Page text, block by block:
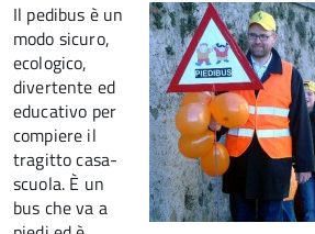
Il pedibus è un
modo sicuro,
ecologico,
divertente ed
educativo per
compiere il
tragitto casa-
scuola. È un
bus che va a